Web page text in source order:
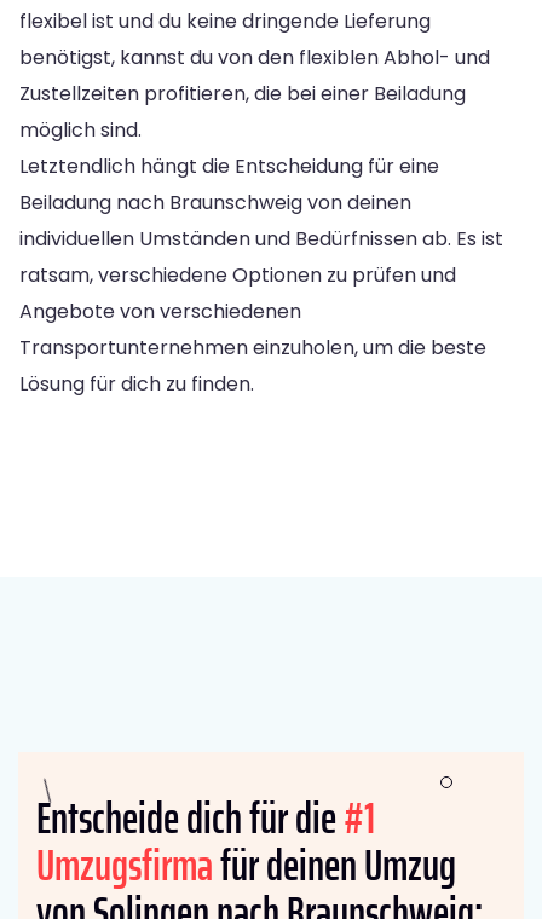
flexibel ist und du keine dringende Lieferung
benötigst, kannst du von den flexiblen Abhol- und
Zustellzeiten profitieren, die bei einer Beiladung
möglich sind.
Letztendlich hängt die Entscheidung für eine
Beiladung nach Braunschweig von deinen
individuellen Umständen und Bedürfnissen ab. Es ist
ratsam, verschiedene Optionen zu prüfen und
Angebote von verschiedenen
Transportunternehmen einzuholen, um die beste
Lösung für dich zu finden.
Entscheide dich für die#1
Umzugsfirmafür deinen Umzug